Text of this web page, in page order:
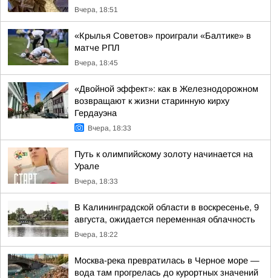
Вчера, 18:51
«Крылья Советов» проиграли «Балтике» в
матче РПЛ
Вчера, 18:45
«Двойной эффект»: как в Железнодорожном
возвращают к жизни старинную кирху
Гердауэна
Вчера, 18:33
Путь к олимпийскому золоту начинается на
Урале
Вчера, 18:33
В Калининградской области в воскресенье, 9
августа, ожидается переменная облачность
Вчера, 18:22
Москва-река превратилась в Черное море —
вода там прогрелась до курортных значений